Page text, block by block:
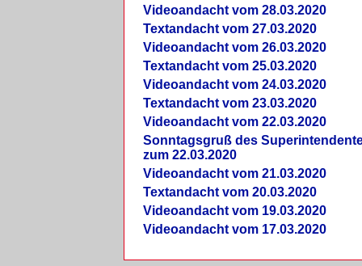
Videoandacht vom 28.03.2020
Textandacht vom 27.03.2020
Videoandacht vom 26.03.2020
Textandacht vom 25.03.2020
Videoandacht vom 24.03.2020
Textandacht vom 23.03.2020
Videoandacht vom 22.03.2020
Sonntagsgruß des
zum 22.03.2020
Videoandacht vom 21.03.2020
Textandacht vom 20.03.2020
Videoandacht vom 19.03.2020
Videoandacht vom 17.03.2020